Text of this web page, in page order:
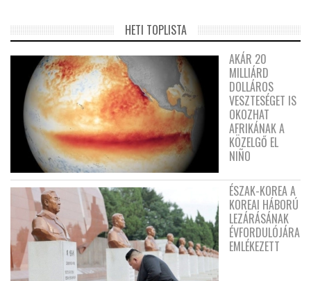
HETI TOPLISTA
AKÁR 20
MILLIÁRD
DOLLÁROS
VESZTESÉGET IS
OKOZHAT
AFRIKÁNAK A
KÖZELGŐ EL
NIÑO
ÉSZAK-KOREA A
KOREAI HÁBORÚ
LEZÁRÁSÁNAK
ÉVFORDULÓJÁRA
EMLÉKEZETT